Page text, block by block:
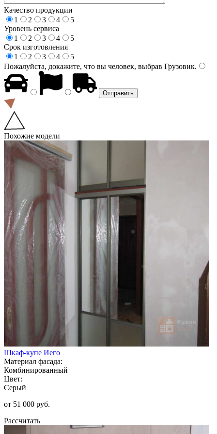
Качество продукции
1
2 3 4
5
Уровень сервиса
1
2 3 4
5
Срок изготовления
1
2 3 4
5
Пожалуйста, докажите, что вы человек, выбрав Грузовик.
Похожие модели
Шкаф-купе Иего
Материал фасада:
Комбинированный
Цвет:
Серый
от 51 000 руб.
Рассчитать